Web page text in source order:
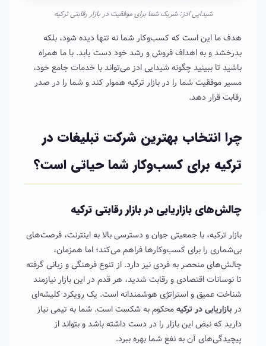
شیدایی ادز: شریک شما برای موفقیت در بازار رقابتی ترکیه
هدف ما این است که کسب‌وکار شما نه تنها دیده شود، بلکه
بدرخشد و به اهداف فروش و رشد خود دست یابد. با ما همراه
باشید تا ببینید چگونه شیدایی ادز می‌تواند با خدمات جامع خود،
مسیر موفقیت شما را در بازار ترکیه هموار کند و شما را در صدر
رقابت قرار دهد.
چرا انتخاب بهترین شرکت تبلیغات در
ترکیه برای کسب‌وکار شما حیاتی است؟
چالش‌های بازاریابی در بازار رقابتی ترکیه
بازار ترکیه، با جمعیتی جوان و دسترسی بالا به اینترنت، فرصت‌های
بی‌شماری را برای کسب‌وکارها فراهم می‌کند؛ اما همزمان،
چالش‌های منحصر به فردی نیز دارد. از تنوع فرهنگی و زبانی گرفته
تا نوسانات اقتصادی و رقابت شدید، هر قدم در این بازار نیازمند
شناخت عمیق و استراتژی هوشمندانه است. یک رویکرد کلیشه‌ای
در بازاریابی در ترکیهمحکوم به شکست است. شما به تیمی نیاز
دارید که نبض این بازار را در دست داشته باشد و بتواند از
پیچیدگی‌های آن به نفع شما بهره ببرد.